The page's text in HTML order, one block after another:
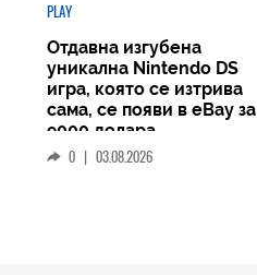
PLAY
Отдавна изгубена
уникална Nintendo DS
игра, която се изтрива
сама, се появи в eBay за
9000 долара
0 | 03.08.2026